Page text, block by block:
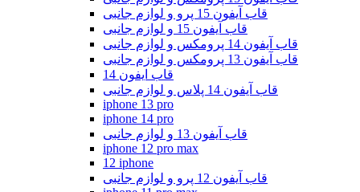
قاب آیفون 15 پرو و لوازم جانبی
قاب آیفون 15 و لوازم جانبی
قاب آیفون 14 پرومکس و لوازم جانبی
قاب آیفون 13 پرومکس و لوازم جانبی
قاب ایفون 14
قاب آیفون 14 پلاس و لوازم جانبی
iphone 13 pro
iphone 14 pro
قاب آیفون 13 و لوازم جانبی
iphone 12 pro max
12 iphone
قاب آیفون 12 پرو و لوازم جانبی